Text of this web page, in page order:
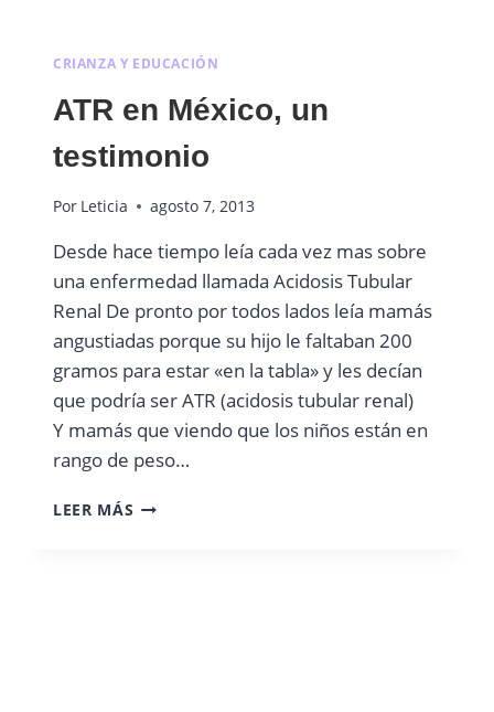
CRIANZA Y EDUCACIÓN
ATR en México, un
testimonio
Por Leticia agosto 7, 2013
Desde hace tiempo leía cada vez mas sobre
una enfermedad llamada Acidosis Tubular
Renal De pronto por todos lados leía mamás
angustiadas porque su hijo le faltaban 200
gramos para estar «en la tabla» y les decían
que podría ser ATR (acidosis tubular renal)
Y mamás que viendo que los niños están en
rango de peso…
LEER MÁS ATR